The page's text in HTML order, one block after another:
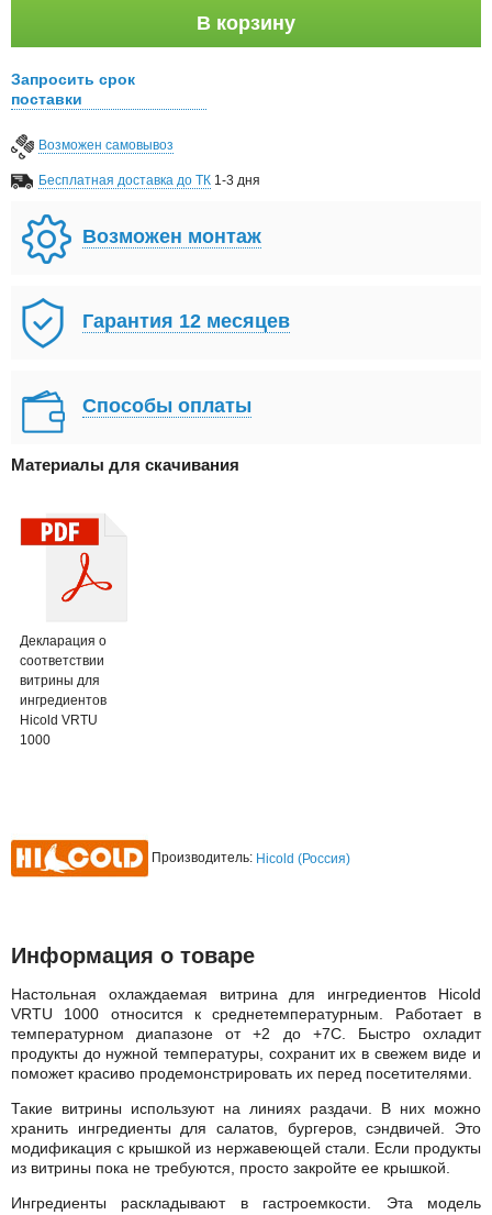
В корзину
Запросить срок
поставки
Возможен самовывоз
Бесплатная доставка до ТК 1-3 дня
Возможен монтаж
Гарантия 12 месяцев
Способы оплаты
Материалы для скачивания
Декларация о
соответствии
витрины для
ингредиентов
Hicold VRTU
1000
Производитель: Hicold (Россия)
Информация о товаре
Настольная охлаждаемая витрина для ингредиентов Hicold
VRTU 1000 относится к среднетемпературным. Работает в
температурном диапазоне от +2 до +7С. Быстро охладит
продукты до нужной температуры, сохранит их в свежем виде и
поможет красиво продемонстрировать их перед посетителями.
Такие витрины используют на линиях раздачи. В них можно
хранить ингредиенты для салатов, бургеров, сэндвичей. Это
модификация с крышкой из нержавеющей стали. Если продукты
из витрины пока не требуются, просто закройте ее крышкой.
Ингредиенты раскладывают в гастроемкости. Эта модель